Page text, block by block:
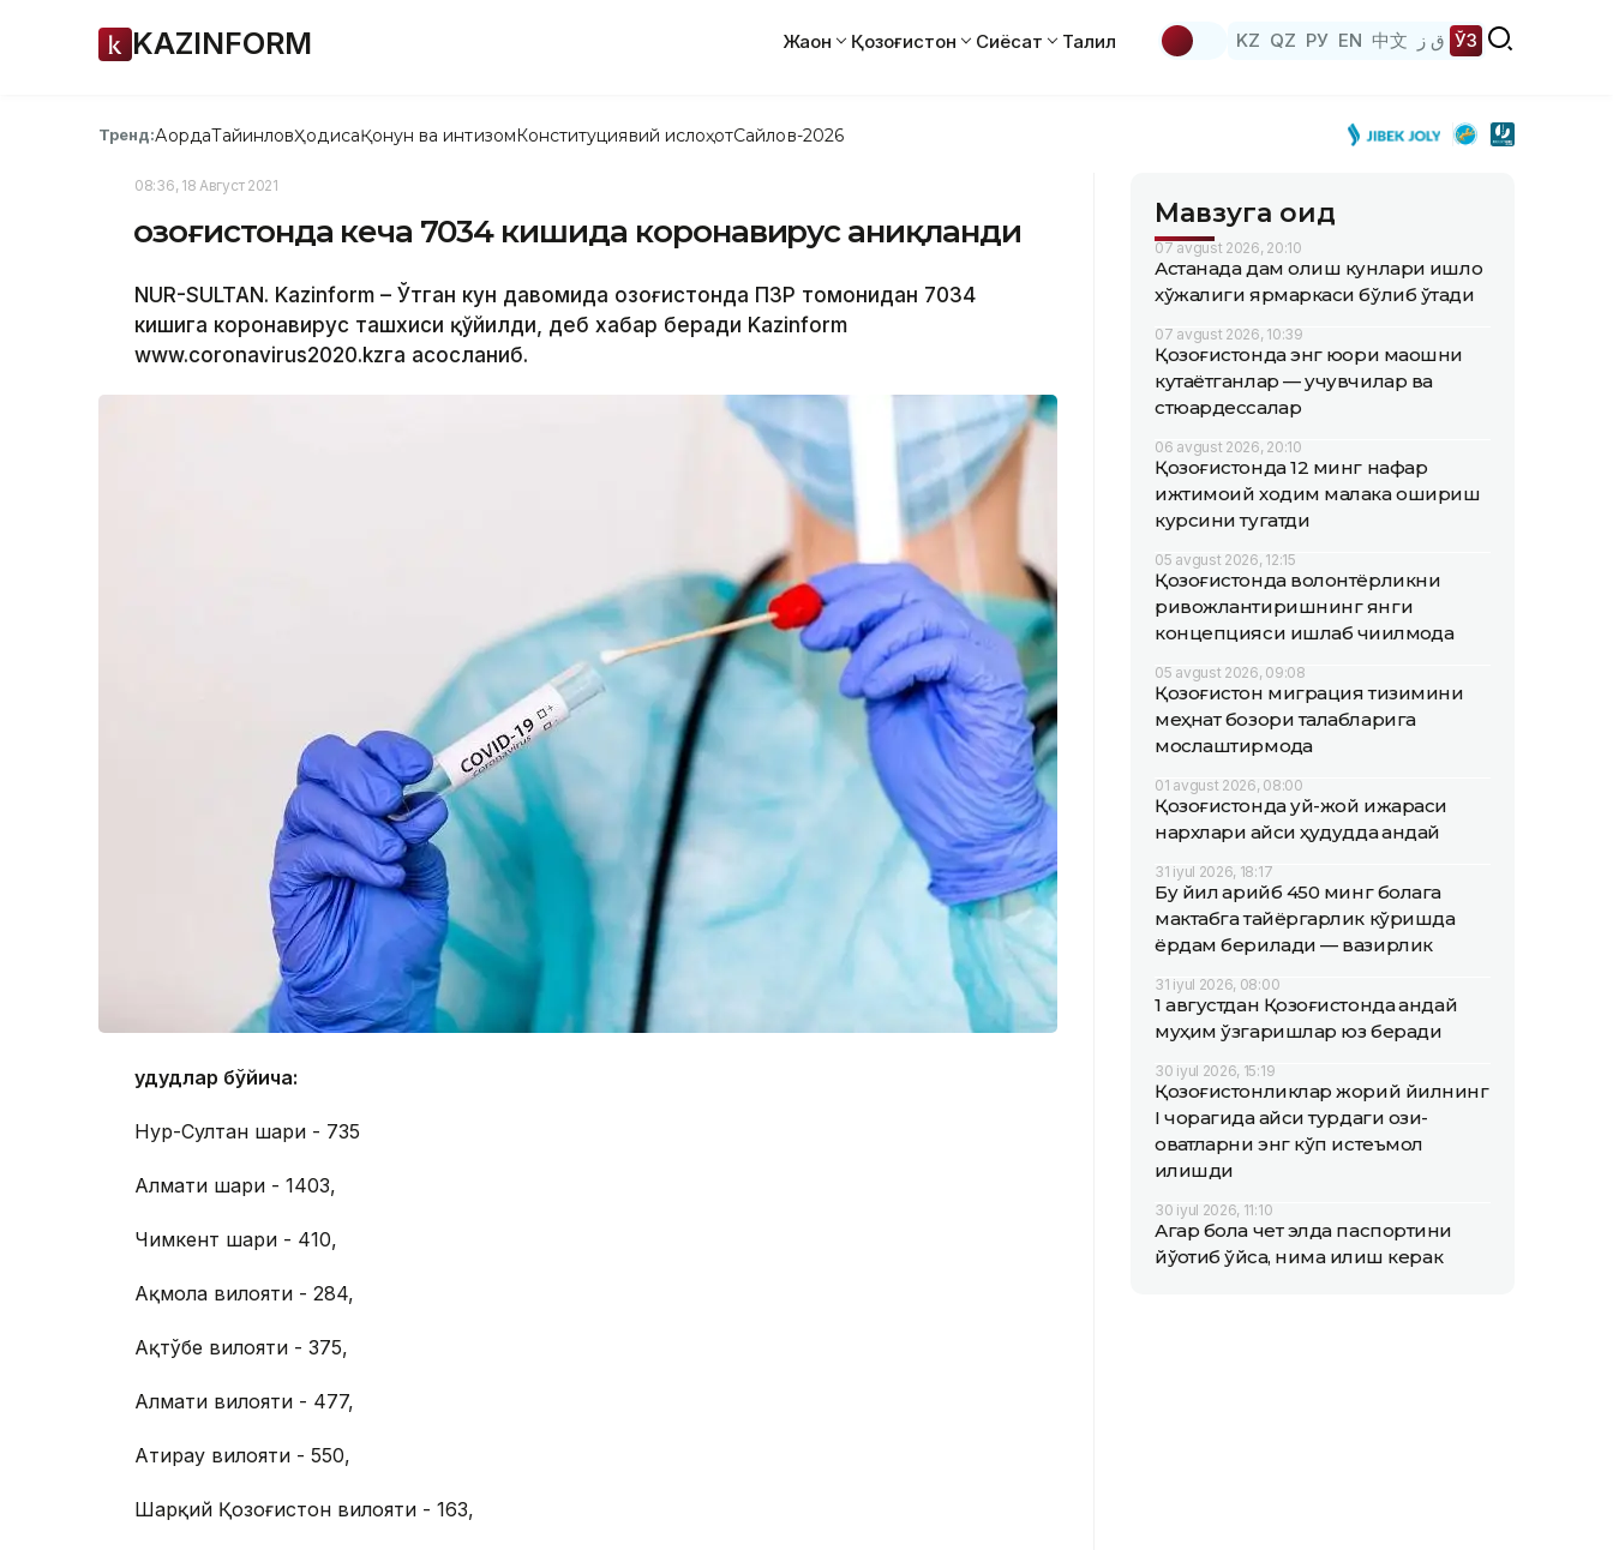
KAZINFORM Жаҳон Қозоғистон Сиёсат Таҳлил KZ QZ РУ EN 中文 ق ز ЎЗ
Тренд:АқордаТайинловҲодисаҚонун ва интизомКонституциявий ислоҳотСайлов-2026
08:36, 18 Август 2021
Қозоғистонда кеча 7034 кишида коронавирус аниқланди
NUR-SULTAN. Kazinform – Ўтган кун давомида Қозоғистонда ПЗР томонидан 7034
кишига коронавирус ташхиси қўйилди, деб хабар беради Kazinform
www.coronavirus2020.kzга асосланиб.
Ҳудудлар бўйича:
Нур-Султан шаҳри - 735
Алмати шаҳри - 1403,
Чимкент шаҳри - 410,
Ақмола вилояти - 284,
Ақтўбе вилояти - 375,
Алмати вилояти - 477,
Атирау вилояти - 550,
Шарқий Қозоғистон вилояти - 163,
Мавзуга оид
07 avgust 2026, 20:10
Астанада дам олиш кунлари қишлоқ
хўжалиги ярмаркаси бўлиб ўтади
07 avgust 2026, 10:39
Қозоғистонда энг юқори маошни
кутаётганлар — учувчилар ва
стюардессалар
06 avgust 2026, 20:10
Қозоғистонда 12 минг нафар
ижтимоий ходим малака ошириш
курсини тугатди
05 avgust 2026, 12:15
Қозоғистонда волонтёрликни
ривожлантиришнинг янги
концепцияси ишлаб чиқилмоқда
05 avgust 2026, 09:08
Қозоғистон миграция тизимини
меҳнат бозори талабларига
мослаштирмоқда
01 avgust 2026, 08:00
Қозоғистонда уй-жой ижараси
нархлари қайси ҳудудда қандай
31 iyul 2026, 18:17
Бу йил қарийб 450 минг болага
мактабга тайёргарлик кўришда
ёрдам берилади — вазирлик
31 iyul 2026, 08:00
1 августдан Қозоғистонда қандай
муҳим ўзгаришлар юз беради
30 iyul 2026, 15:19
Қозоғистонликлар жорий йилнинг
I чорагида қайси турдаги озиқ-
овқатларни энг кўп истеъмол
қилишди
30 iyul 2026, 11:10
Агар бола чет элда паспортини
йўқотиб қўйса, нима қилиш керак